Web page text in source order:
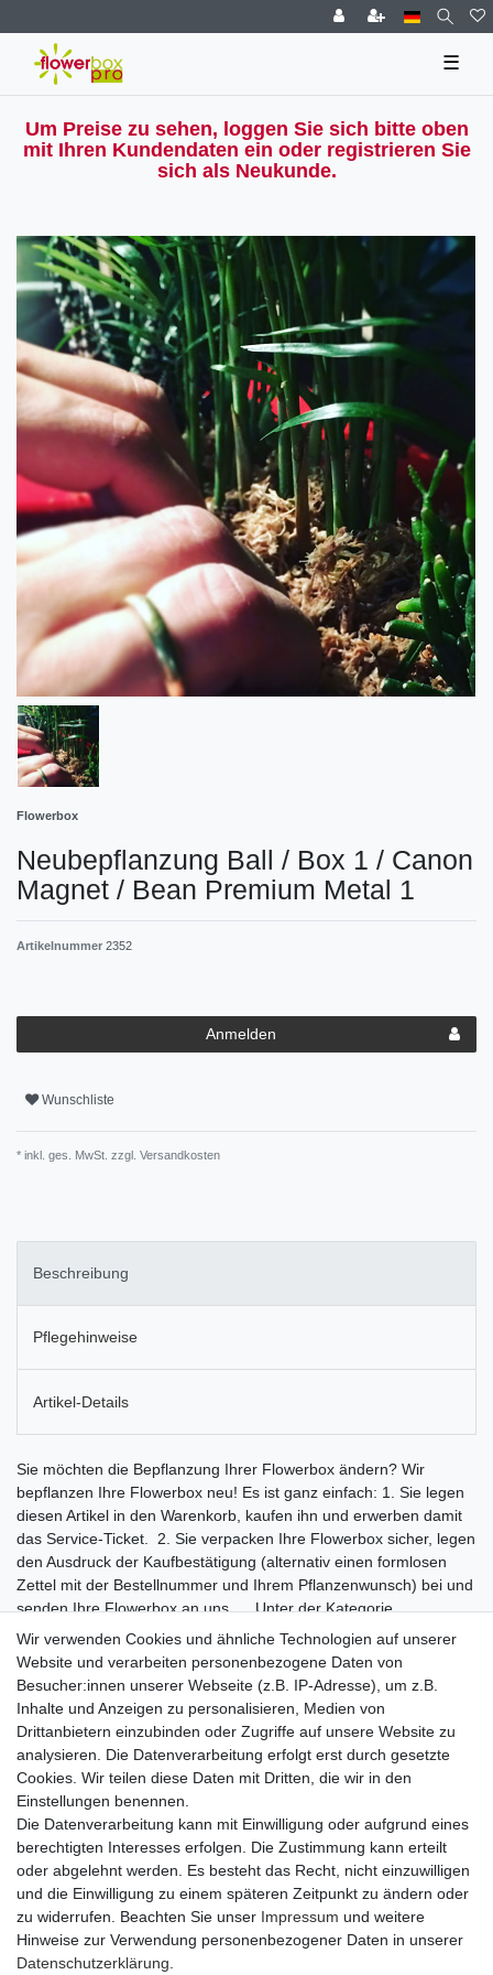
☰
Um Preise zu sehen, loggen Sie sich bitte oben
mit Ihren Kundendaten ein oder registrieren Sie
sich als Neukunde.
Flowerbox
Neubepflanzung Ball / Box 1 / Canon
Magnet / Bean Premium Metal 1
Artikelnummer 2352
Anmelden
Wunschliste
* inkl. ges. MwSt. zzgl. Versandkosten
Beschreibung
Pflegehinweise
Artikel-Details
Sie möchten die Bepflanzung Ihrer Flowerbox ändern? Wir
bepflanzen Ihre Flowerbox neu! Es ist ganz einfach: 1. Sie legen
diesen Artikel in den Warenkorb, kaufen ihn und erwerben damit
das Service-Ticket. 2. Sie verpacken Ihre Flowerbox sicher, legen
den Ausdruck der Kaufbestätigung (alternativ einen formlosen
Zettel mit der Bestellnummer und Ihrem Pflanzenwunsch) bei und
senden Ihre Flowerbox an uns. Unter der Kategorie
Zimmerpflanzen - Minipflanzen können Sie sich Ihre
Wunschpflanzen aussuchen. 3. Wir erneuern das komplette
Flowerbox-Moos und setzen Ihre Wunsch-Bepflanzung ein. 4. Wir
senden die Flowerbox wie neu an Sie zurück - fertig! Die Adresse
für die Einsendung Ihrer Flowerbox(en) lautet:
Flowerbox
Manufaktur
Leipziger Str. 6 94315 Straubing
Der angegebene
Preis beinhaltet unsere Arbeitsleistung, das neue Flowerbox-
Moos sowie die neuen Pflanzen. Der Rückversand zu Ihnen
unterliegt den regulären Versandkostenregeln. Möchten Sie selbst
Hand anlegen und nur einzelne Pflanzen erneuern? Hierfür bieten
wir die Flowerbox-Pflanzen und das Flowerbox-Moos einzeln an.
Wir verwenden Cookies und ähnliche Technologien auf unserer
Website und verarbeiten personenbezogene Daten von
Besucher:innen unserer Webseite (z.B. IP-Adresse), um z.B.
Inhalte und Anzeigen zu personalisieren, Medien von
Drittanbietern einzubinden oder Zugriffe auf unsere Website zu
analysieren. Die Datenverarbeitung erfolgt erst durch gesetzte
Cookies. Wir teilen diese Daten mit Dritten, die wir in den
Einstellungen benennen.
Die Datenverarbeitung kann mit Einwilligung oder aufgrund eines
berechtigten Interesses erfolgen. Die Zustimmung kann erteilt
oder abgelehnt werden. Es besteht das Recht, nicht einzuwilligen
und die Einwilligung zu einem späteren Zeitpunkt zu ändern oder
zu widerrufen. Beachten Sie unser Impressum und weitere
Hinweise zur Verwendung personenbezogener Daten in unserer
Daten­schutz­erklärung